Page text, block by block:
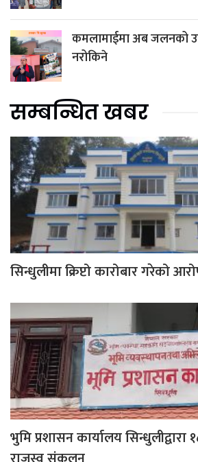
कमलामाईमा अब जलनको
नरोकिने
सम्बन्धित खबर
सिन्धुलीमा क्रिप्टो कारोबार गरेको
भुमि प्रशासन कार्यालय सिन्धुलीद्वारा